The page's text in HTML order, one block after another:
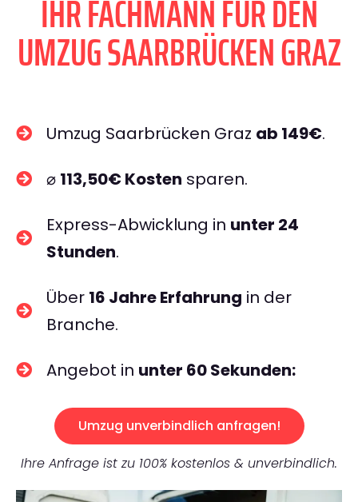
IHR FACHMANN FÜR DEN
UMZUG SAARBRÜCKEN GRAZ
Umzug Saarbrücken Graz ab 149€.
⌀ 113,50€ Kosten sparen.
Express-Abwicklung in unter 24
Stunden.
Über 16 Jahre Erfahrung in der
Branche.
Angebot in unter 60 Sekunden:
Umzug unverbindlich anfragen!
Ihre Anfrage ist zu 100% kostenlos & unverbindlich.